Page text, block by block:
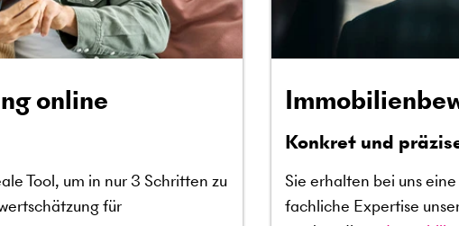
online
Tool, um in nur 3 Schritten zu
für
Konkret und
Sie erhalten bei uns
fachliche Expertise